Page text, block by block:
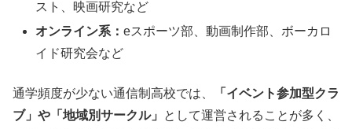
スト、映画研究など
オンライン系：eスポーツ部、動画制作部、ボーカロ
イド研究会など
通学頻度が少ない通信制高校では、
「イベント参加型クラ
ブ」や「地域別サークル」
として運営されることが多く、